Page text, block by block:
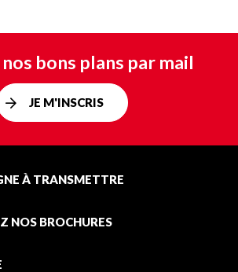
nos bons plans par mail
JE M'INSCRIS
À TRANSMETTRE
NOS BROCHURES